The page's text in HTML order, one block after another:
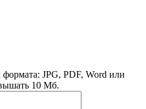
JPG, PDF, Word или
10 Мб.